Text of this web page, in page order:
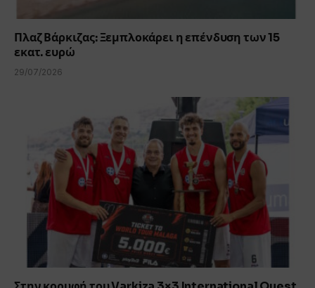
Πλαζ Βάρκιζας: Ξεμπλοκάρει η επένδυση των 15
εκατ. ευρώ
29/07/2026